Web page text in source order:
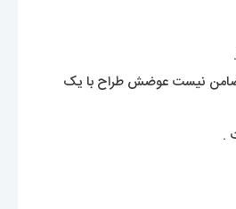
ضامن نیست عوضش طراح با یک